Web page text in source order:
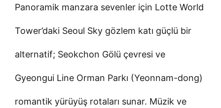
Panoramik manzara sevenler için Lotte World
Tower’daki Seoul Sky gözlem katı güçlü bir
alternatif; Seokchon Gölü çevresi ve
Gyeongui Line Orman Parkı (Yeonnam-dong)
romantik yürüyüş rotaları sunar. Müzik ve